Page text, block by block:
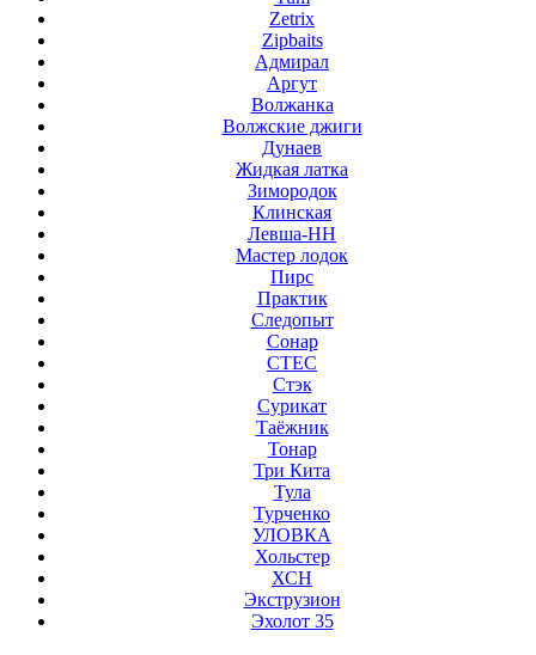
Zetrix
Zipbaits
Адмирал
Аргут
Волжанка
Волжские джиги
Дунаев
Жидкая латка
Зимородок
Клинская
Левша-НН
Мастер лодок
Пирс
Практик
Следопыт
Сонар
СТЕС
Стэк
Сурикат
Таёжник
Тонар
Три Кита
Тула
Турченко
УЛОВКА
Хольстер
ХСН
Экструзион
Эхолот 35